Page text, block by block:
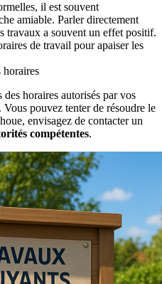
il est souvent
amiable. Parler directement
travaux a souvent un effet positif.
de travail pour apaiser les
horaires
horaires autorisés par vos
pouvez tenter de résoudre le
envisagez de contacter un
compétentes.